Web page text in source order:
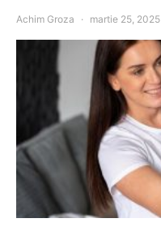
Achim Groza martie 25, 2025